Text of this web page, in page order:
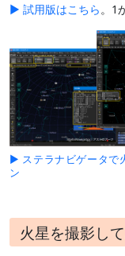
▶ 試用版はこちら。1
▶ ステラナビゲータで
ン
火星を撮影し